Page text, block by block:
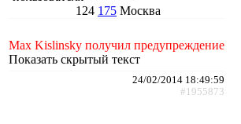
124 175 Москва
Max Kislinsky получил предупреждение
Показать скрытый текст
24/02/2014 18:49:59
#1955873